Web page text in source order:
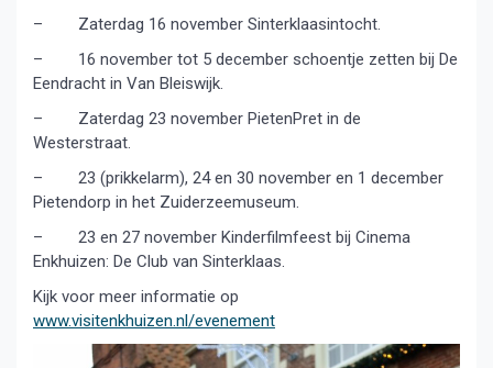
– Zaterdag 16 november Sinterklaasintocht.
– 16 november tot 5 december schoentje zetten bij De
Eendracht in Van Bleiswijk.
– Zaterdag 23 november PietenPret in de
Westerstraat.
– 23 (prikkelarm), 24 en 30 november en 1 december
Pietendorp in het Zuiderzeemuseum.
– 23 en 27 november Kinderfilmfeest bij Cinema
Enkhuizen: De Club van Sinterklaas.
Kijk voor meer informatie op
www.visitenkhuizen.nl/evenement